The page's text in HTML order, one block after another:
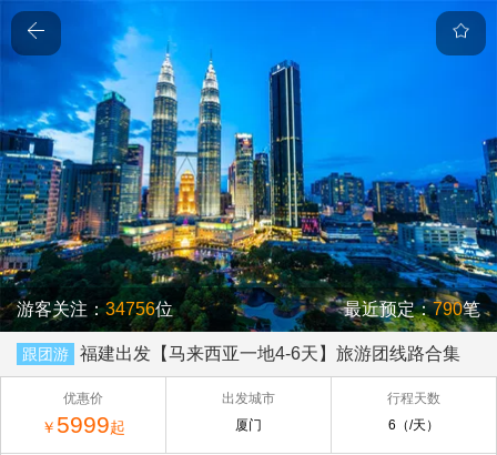
游客关注：34756位 最近预定：790笔
跟团游 福建出发【马来西亚一地4-6天】旅游团线路合集
优惠价
￥ 5999起
出发城市
厦门
行程天数
6（/天）